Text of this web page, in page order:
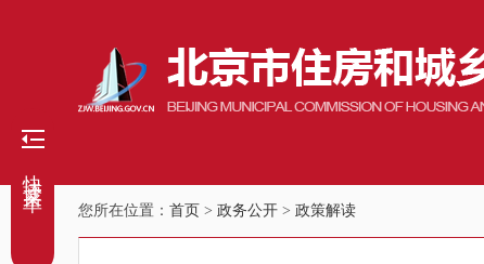
您所在位置： 首页 > 政务公开 > 政策解读
快捷菜单